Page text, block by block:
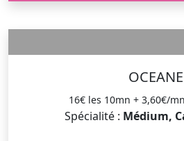
OCEANE
16€ les 10mn + 3,60€/
Spécialité : Médium,